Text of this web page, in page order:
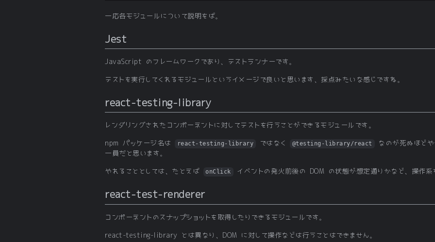
一応各モジュールについて説明をば。
Jest
JavaScript のフレームワークであり、テストランナーです。
テストを実行してくれるモジュールというイメージで良いと思います、採点みたいな感じですね。
react-testing-library
レンダリングされたコンポーネントに対してテストを行うことができるモジュールです。
npm パッケージ名は react-testing-library ではなく @testing-library/react
なのが死ぬほどや
一員だと思います。
やれることとしては、たとえば onClick イベントの発火前後の DOM の状態が想定通りかなど、操作系
react-test-renderer
コンポーネントのスナップショットを取得したりできるモジュールです。
react-testing-library とは異なり、DOM に対して操作などは行うことはできません。